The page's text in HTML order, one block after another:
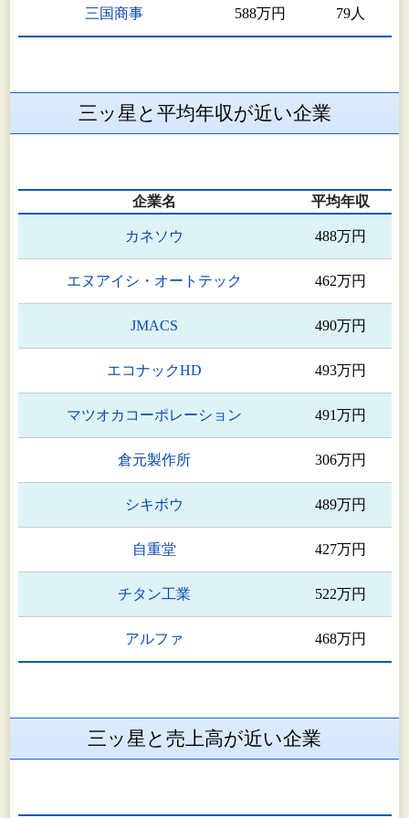
三国商事 588万円 79人
三ッ星と平均年収が近い企業
企業名 平均年収
カネソウ 488万円
エヌアイシ・オートテック 462万円
JMACS 490万円
エコナックHD 493万円
マツオカコーポレーション 491万円
倉元製作所 306万円
シキボウ 489万円
自重堂 427万円
チタン工業 522万円
アルファ 468万円
三ッ星と売上高が近い企業